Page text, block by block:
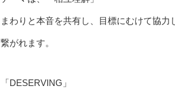
まわりと本音を共有し、目標にむけて協
繋がれます。
「DESERVING」